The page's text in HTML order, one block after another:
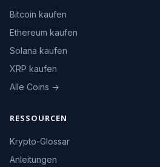
Bitcoin kaufen
Ethereum kaufen
Solana kaufen
XRP kaufen
Alle Coins →
RESSOURCEN
Krypto-Glossar
Anleitungen